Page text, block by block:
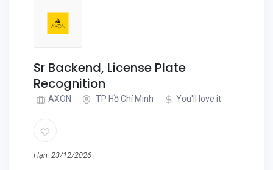
Sr Backend, License Plate
Recognition
AXON TP Hồ Chí Minh You'll love it
Hạn: 23/12/2026